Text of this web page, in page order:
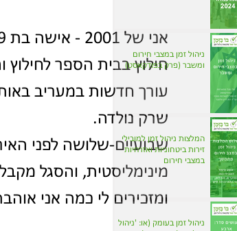
חילוץ בבית הספר לחילוץ
עורך חדשות במעריב
שרק נולדה.
שבועיים-שלושה לפני
מינימליסטית, והסגל
ומזכירים לי כמה אני
ניהול זמן במצבי חירום
ומשבר (פרק בפודקאסט)
המלצות ניהול זמן למובילי
זירות ביטחוניות ואזרחיות
במצבי חירום
ניהול זמן בעומק (או: 'ניהול